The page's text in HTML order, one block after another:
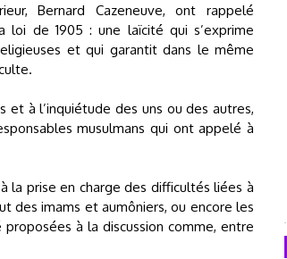
Bernard Cazeneuve, ont rappelé
de 1905 : une laïcité qui s’exprime
et qui garantit dans le même
et à l’inquiétude des uns ou des autres,
musulmans qui ont appelé à
la prise en charge des difficultés liées à
des imams et aumôniers, ou encore les
à la discussion comme, entre